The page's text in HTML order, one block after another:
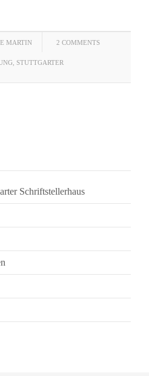
MARTIN 2 COMMENTS
STUTTGARTER
Schriftstellerhaus